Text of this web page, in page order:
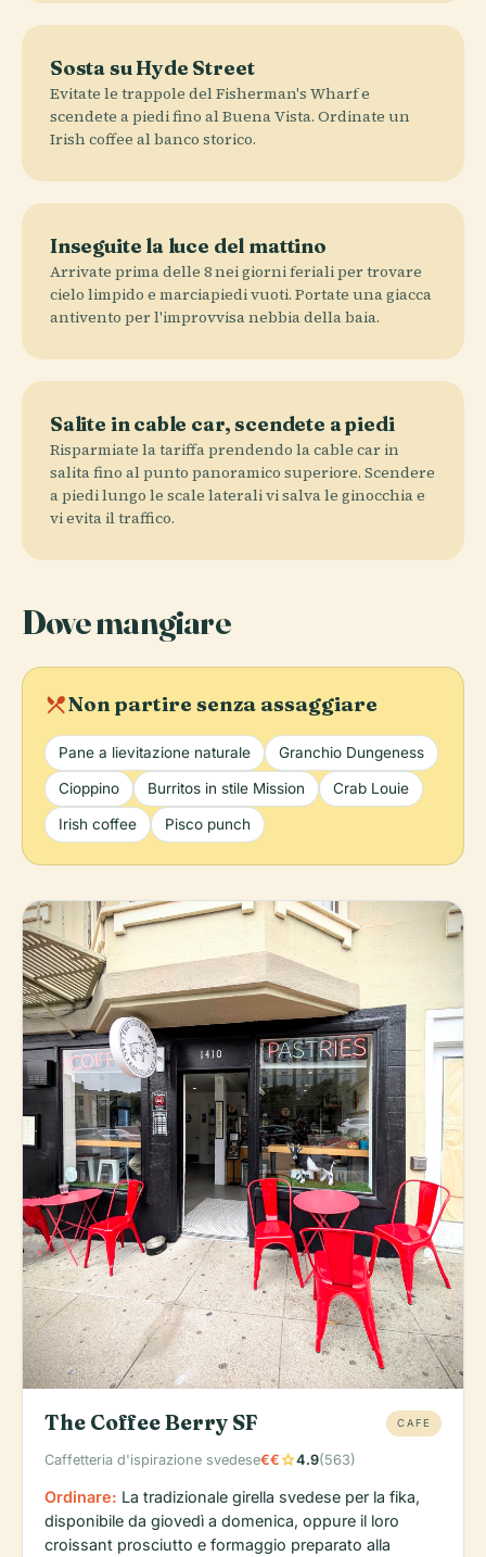
Sosta su Hyde Street
Evitate le trappole del Fisherman's Wharf e
scendete a piedi fino al Buena Vista. Ordinate un
Irish coffee al banco storico.
Inseguite la luce del mattino
Arrivate prima delle 8 nei giorni feriali per trovare
cielo limpido e marciapiedi vuoti. Portate una giacca
antivento per l'improvvisa nebbia della baia.
Salite in cable car, scendete a piedi
Risparmiate la tariffa prendendo la cable car in
salita fino al punto panoramico superiore. Scendere
a piedi lungo le scale laterali vi salva le ginocchia e
vi evita il traffico.
Dove mangiare
local_diningNon partire senza assaggiare
Pane a lievitazione naturale Granchio Dungeness
Cioppino Burritos in stile Mission Crab Louie
Irish coffee Pisco punch
The Coffee Berry SF CAFE
Caffetteria d'ispirazione svedese€€star4.9(563)
Ordinare: La tradizionale girella svedese per la fika,
disponibile da giovedì a domenica, oppure il loro
croissant prosciutto e formaggio preparato alla